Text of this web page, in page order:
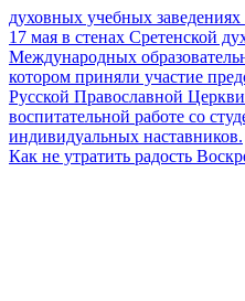
духовных учебных заведениях
17 мая в стенах Сретенской
Международных
котором приняли участие
Русской Православной
воспитательной работе со
индивидуальных наставников.
Как не утратить радость